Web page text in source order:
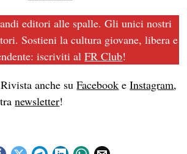
editori alle spalle. Gli unici nostri
Sostieni la cultura giovane, libera e
iscriviti alFR Club!
anche suFacebook eInstagram,
newsletter!